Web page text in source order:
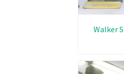
بايدو الصينية تزود روبوت Walker S